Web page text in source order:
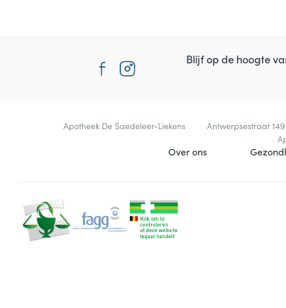
Blijf op de hoogte
Contacteer ons
Apotheek De Saedeleer-Liekens Antwerpsestraat 149
Over ons